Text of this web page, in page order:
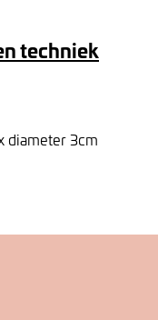
techniek
diameter 3cm